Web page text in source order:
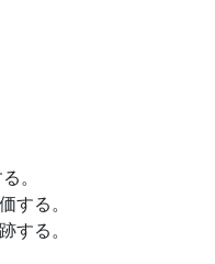
。
する。
する。